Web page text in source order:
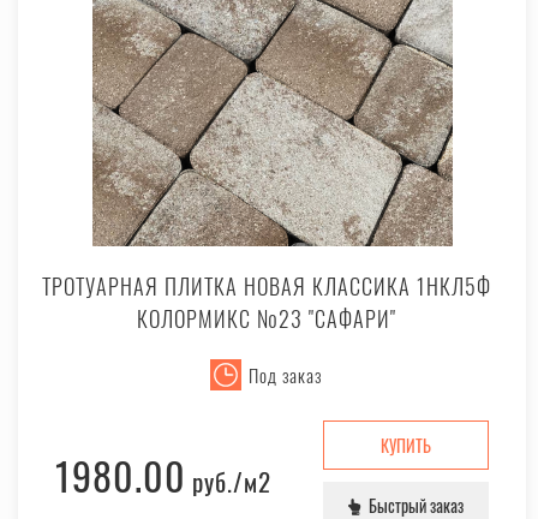
ТРОТУАРНАЯ ПЛИТКА НОВАЯ КЛАССИКА 1НКЛ5Ф
КОЛОРМИКС №23 "САФАРИ"
Под заказ
1980.00 руб./м2
КУПИТЬ
Быстрый заказ